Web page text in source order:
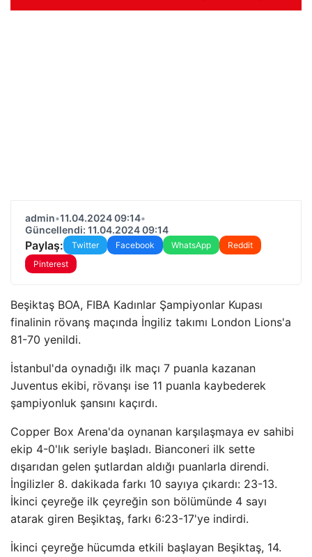
admin•11.04.2024 09:14•
Güncellendi: 11.04.2024 09:14
Paylaş: Twitter Facebook WhatsApp
Reddit
Pinterest
Beşiktaş BOA, FIBA ​​Kadınlar Şampiyonlar Kupası
finalinin rövanş maçında İngiliz takımı London Lions'a
81-70 yenildi.
İstanbul'da oynadığı ilk maçı 7 puanla kazanan
Juventus ekibi, rövanşı ise 11 puanla kaybederek
şampiyonluk şansını kaçırdı.
Copper Box Arena'da oynanan karşılaşmaya ev sahibi
ekip 4-0'lık seriyle başladı. Bianconeri ilk sette
dışarıdan gelen şutlardan aldığı puanlarla direndi.
İngilizler 8. dakikada farkı 10 sayıya çıkardı: 23-13.
İkinci çeyreğe ilk çeyreğin son bölümünde 4 sayı
atarak giren Beşiktaş, farkı 6:23-17'ye indirdi.
İkinci çeyreğe hücumda etkili başlayan Beşiktaş, 14.